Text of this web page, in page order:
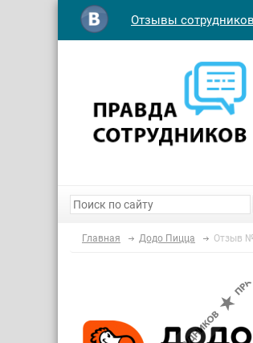
Отзывы
Главная Додо Пицца Отзыв